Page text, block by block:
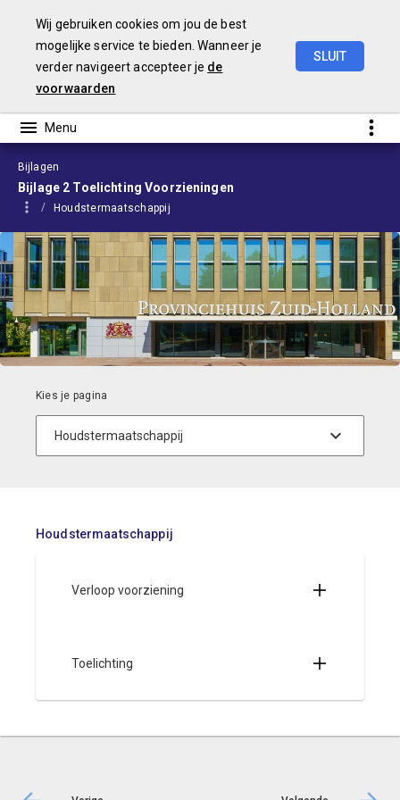
Wij gebruiken cookies om jou de best
mogelijke service te bieden. Wanneer je
verder navigeert accepteer je de
voorwaarden
SLUIT
Bijlagen
Bijlage 2 Toelichting Voorzieningen
Houdstermaatschappij
Houdstermaatschappij
Verloop voorziening
Toelichting